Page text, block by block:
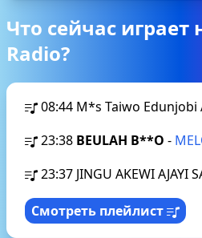
Что сейчас играет
Radio?
08:44 M*s Taiwo Edunjobi
23:38 BEULAH B**O -
23:37 JINGU AKEWI AJAYI
Смотреть плейлист